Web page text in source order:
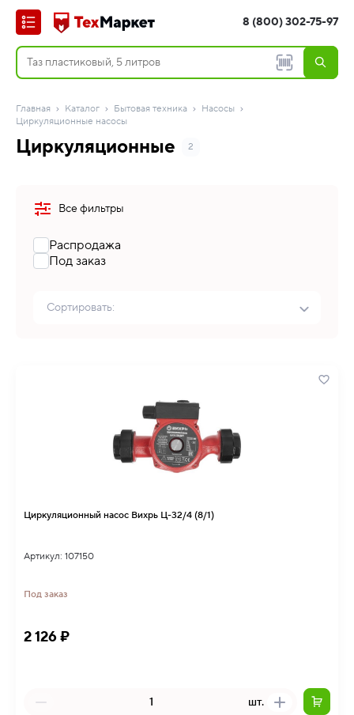
8 (800) 302-75-97
Главная Каталог Бытовая техника
Насосы
Циркуляционные насосы
Циркуляционные 2
Все фильтры
Распродажа
Под заказ
Сортировать:
Циркуляционный насос Вихрь Ц-32/4 (8/1)
Артикул: 107150
Под заказ
2 126 ₽
шт.